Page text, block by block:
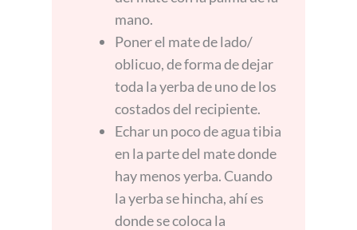
mano.
Poner el mate de lado/
oblicuo, de forma de dejar
toda la yerba de uno de los
costados del recipiente.
Echar un poco de agua tibia
en la parte del mate donde
hay menos yerba. Cuando
la yerba se hincha, ahí es
donde se coloca la